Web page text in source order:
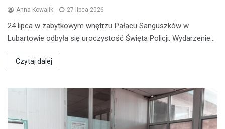
Anna Kowalik 27 lipca 2026
24 lipca w zabytkowym wnętrzu Pałacu Sanguszków w
Lubartowie odbyła się uroczystość Święta Policji. Wydarzenie…
Czytaj dalej